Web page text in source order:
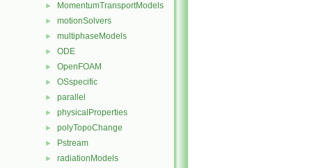
► MomentumTransportModels
► motionSolvers
► multiphaseModels
► ODE
► OpenFOAM
► OSspecific
► parallel
► physicalProperties
► polyTopoChange
► Pstream
► radiationModels